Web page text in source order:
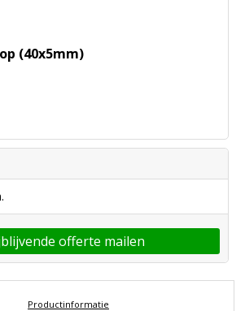
(40x5mm)
offerte mailen
Productinformatie